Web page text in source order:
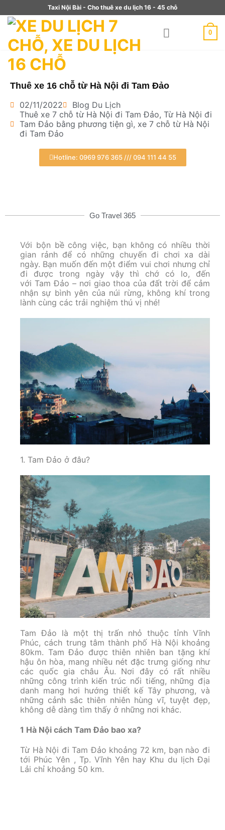
Taxi Nội Bài - Cho thuê xe du lịch 16 - 45 chỗ
0
Thuê xe 16 chỗ từ Hà Nội đi Tam Đảo
02/11/2022
Blog Du Lịch
Thuê xe 7 chỗ từ Hà Nội đi Tam Đảo, Từ Hà Nội đi
Tam Đảo bằng phương tiện gì, xe 7 chỗ từ Hà Nội
đi Tam Đảo
Hotline: 0969 976 365 /// 094 111 44 55
Go Travel 365
Với bộn bề công việc, bạn không có nhiều thời
gian rảnh để có những chuyến đi chơi xa dài
ngày. Bạn muốn đến một điểm vui chơi nhưng chỉ
đi được trong ngày vậy thì chớ có lo, đến
với Tam Đảo – nơi giao thoa của đất trời để cảm
nhận sự bình yên của núi rừng, không khí trong
lành cùng các trải nghiệm thú vị nhé!
1. Tam Đảo ở đâu?
Tam Đảo là một thị trấn nhỏ thuộc tỉnh Vĩnh
Phúc, cách trung tâm thành phố Hà Nội khoảng
80km. Tam Đảo được thiên nhiên ban tặng khí
hậu ôn hòa, mang nhiều nét đặc trưng giống như
các quốc gia châu Âu. Nơi đây có rất nhiều
những công trình kiến trúc nổi tiếng, những địa
danh mang hơi hướng thiết kế Tây phương, và
những cảnh sắc thiên nhiên hùng vĩ, tuyệt đẹp,
không dễ dàng tìm thấy ở những nơi khác.
1 Hà Nội cách Tam Đảo bao xa?
Từ Hà Nội đi Tam Đảo khoảng 72 km, bạn nào đi
tới Phúc Yên , Tp. Vĩnh Yên hay Khu du lịch Đại
Lải chỉ khoảng 50 km.